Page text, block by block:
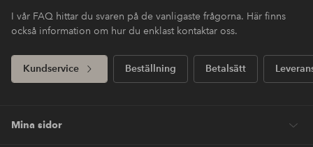
I vår FAQ hittar du svaren på de vanligaste frågorna. Här finns
också information om hur du enklast kontaktar oss.
Kundservice Beställning Betalsätt
Mina sidor